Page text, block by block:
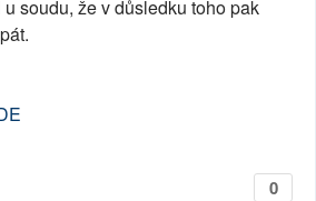
soudu, že v důsledku toho pak
0